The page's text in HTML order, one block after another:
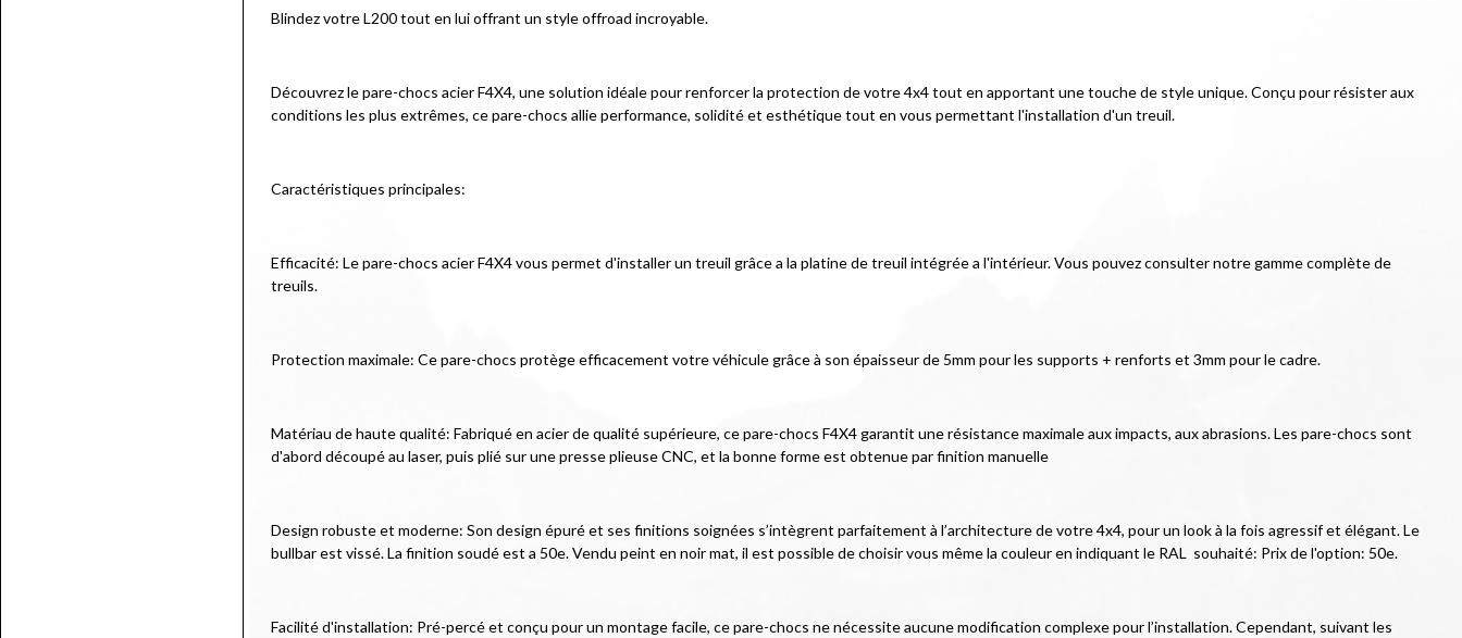
Blindez votre L200 tout en lui offrant un style offroad incroyable.
Découvrez le pare-chocs acier F4X4, une solution idéale pour renforcer la protection de votre 4x4 tout en apportant une touche de style unique. Conçu pour résister aux
conditions les plus extrêmes, ce pare-chocs allie performance, solidité et esthétique tout en vous permettant l'installation d'un treuil.
Caractéristiques principales:
Efficacité: Le pare-chocs acier F4X4 vous permet d'installer un treuil grâce a la platine de treuil intégrée a l'intérieur. Vous pouvez consulter notre gamme complète de
treuils.
Protection maximale: Ce pare-chocs protège efficacement votre véhicule grâce à son épaisseur de 5mm pour les supports + renforts et 3mm pour le cadre.
Matériau de haute qualité: Fabriqué en acier de qualité supérieure, ce pare-chocs F4X4 garantit une résistance maximale aux impacts, aux abrasions. Les pare-chocs sont
d'abord découpé au laser, puis plié sur une presse plieuse CNC, et la bonne forme est obtenue par finition manuelle
Design robuste et moderne: Son design épuré et ses finitions soignées s’intègrent parfaitement à l’architecture de votre 4x4, pour un look à la fois agressif et élégant. Le
bullbar est vissé. La finition soudé est a 50e. Vendu peint en noir mat, il est possible de choisir vous même la couleur en indiquant le RAL  souhaité: Prix de l'option: 50e.
Facilité d'installation: Pré-percé et conçu pour un montage facile, ce pare-chocs ne nécessite aucune modification complexe pour l’installation. Cependant, suivant les